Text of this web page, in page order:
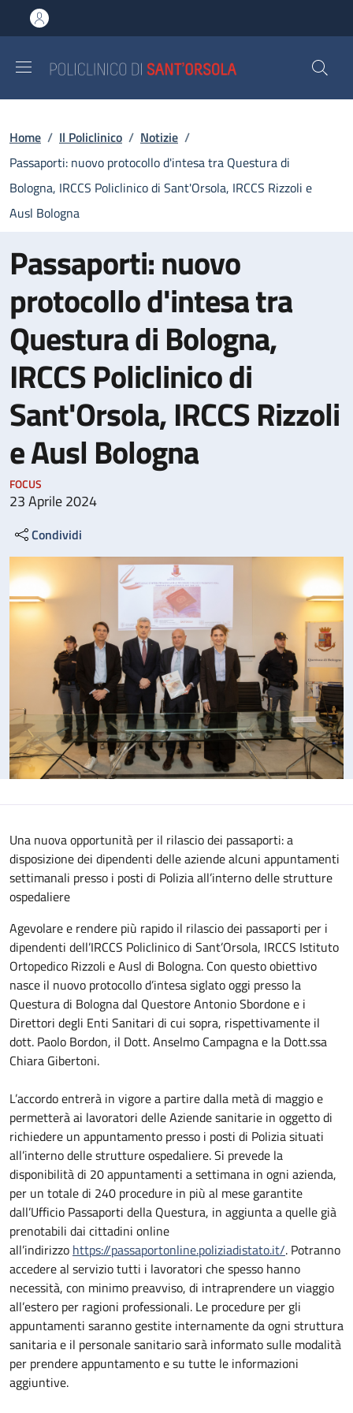
al contenuto principale
to footer content
Briciole di pane
Home / Il Policlinico / Notizie /
Passaporti: nuovo protocollo d'intesa tra Questura di
Bologna, IRCCS Policlinico di Sant'Orsola, IRCCS Rizzoli e
Ausl Bologna
Passaporti: nuovo
protocollo d'intesa tra
Questura di Bologna,
IRCCS Policlinico di
Sant'Orsola, IRCCS Rizzoli
e Ausl Bologna
FOCUS
23 Aprile 2024
Condividi
Una nuova opportunità per il rilascio dei passaporti: a
disposizione dei dipendenti delle aziende alcuni appuntamenti
settimanali presso i posti di Polizia all’interno delle strutture
ospedaliere
Agevolare e rendere più rapido il rilascio dei passaporti per i
dipendenti dell’IRCCS Policlinico di Sant’Orsola, IRCCS Istituto
Ortopedico Rizzoli e Ausl di Bologna. Con questo obiettivo
nasce il nuovo protocollo d’intesa siglato oggi presso la
Questura di Bologna dal Questore Antonio Sbordone e i
Direttori degli Enti Sanitari di cui sopra, rispettivamente il
dott. Paolo Bordon, il Dott. Anselmo Campagna e la Dott.ssa
Chiara Gibertoni.
L’accordo entrerà in vigore a partire dalla metà di maggio e
permetterà ai lavoratori delle Aziende sanitarie in oggetto di
richiedere un appuntamento presso i posti di Polizia situati
all’interno delle strutture ospedaliere. Si prevede la
disponibilità di 20 appuntamenti a settimana in ogni azienda,
per un totale di 240 procedure in più al mese garantite
dall’Ufficio Passaporti della Questura, in aggiunta a quelle già
prenotabili dai cittadini online
all’indirizzo https://passaportonline.poliziadistato.it/. Potranno
accedere al servizio tutti i lavoratori che spesso hanno
necessità, con minimo preavviso, di intraprendere un viaggio
all’estero per ragioni professionali. Le procedure per gli
appuntamenti saranno gestite internamente da ogni struttura
sanitaria e il personale sanitario sarà informato sulle modalità
per prendere appuntamento e su tutte le informazioni
aggiuntive.